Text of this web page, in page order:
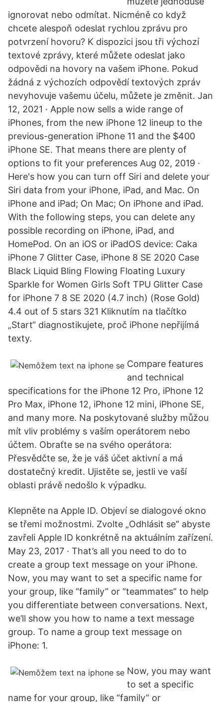
ignorovat nebo odmítat. Nicméně co když
chcete alespoň odeslat rychlou zprávu pro
potvrzení hovoru? K dispozici jsou tři výchozí
textové zprávy, které můžete odeslat jako
odpovědi na hovory na vašem iPhone. Pokud
žádná z výchozích odpovědí textových zpráv
nevyhovuje vašemu účelu, můžete je změnit. Jan
12, 2021 · Apple now sells a wide range of
iPhones, from the new iPhone 12 lineup to the
previous-generation iPhone 11 and the $400
iPhone SE. That means there are plenty of
options to fit your preferences Aug 02, 2019 ·
Here's how you can turn off Siri and delete your
Siri data from your iPhone, iPad, and Mac. On
iPhone and iPad; On Mac; On iPhone and iPad.
With the following steps, you can delete any
possible recording on iPhone, iPad, and
HomePod. On an iOS or iPadOS device: Caka
iPhone 7 Glitter Case, iPhone 8 SE 2020 Case
Black Liquid Bling Flowing Floating Luxury
Sparkle for Women Girls Soft TPU Glitter Case
for iPhone 7 8 SE 2020 (4.7 inch) (Rose Gold)
4.4 out of 5 stars 321 Kliknutím na tlačítko
„Start“ diagnostikujete, proč iPhone nepřijímá
texty.
Compare features
and technical
specifications for the iPhone 12 Pro, iPhone 12
Pro Max, iPhone 12, iPhone 12 mini, iPhone SE,
and many more. Na poskytované služby můžou
mít vliv problémy s vaším operátorem nebo
účtem. Obraťte se na svého operátora:
Přesvědčte se, že je váš účet aktivní a má
dostatečný kredit. Ujistěte se, jestli ve vaší
oblasti právě nedošlo k výpadku.
Klepněte na Apple ID. Objeví se dialogové okno
se třemi možnostmi. Zvolte „Odhlásit se“ abyste
zavřeli Apple ID konkrétně na aktuálním zařízení.
May 23, 2017 · That’s all you need to do to
create a group text message on your iPhone.
Now, you may want to set a specific name for
your group, like “family” or “teammates” to help
you differentiate between conversations. Next,
we’ll show you how to name a text message
group. To name a group text message on
iPhone: 1.
Now, you may want
to set a specific
name for your group, like “family” or